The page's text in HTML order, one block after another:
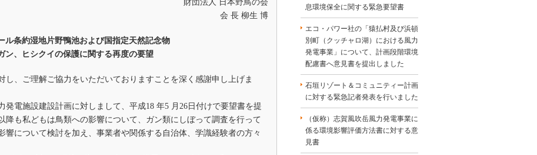
財団法人 日本野鳥の会
会 長 柳生 博
ル条約湿地片野鴨池および国指定天然記念物
ン、ヒシクイの保護に関する再度の要望
、ご理解ご協力をいただいておりますことを深く感謝申し上げま
発電施設建設計画に対しまして、平成18 年5 月26日付けで要望書を提
降も私どもは鳥類への影響について、ガン類にしぼって調査を行って
響について検討を加え、事業者や関係する自治体、学識経験者の方々
息環境保全に関する緊急要望書
エコ・パワー社の「猿払村及び浜頓
別町（クッチャロ湖）における風力
発電事業」について、計画段階環境
配慮書へ意見書を提出しました
石垣リゾート＆コミュニティー計画
に対する緊急記者発表を行いました
（仮称）志賀風吹岳風力発電事業に
係る環境影響評価方法書に対する意
見書